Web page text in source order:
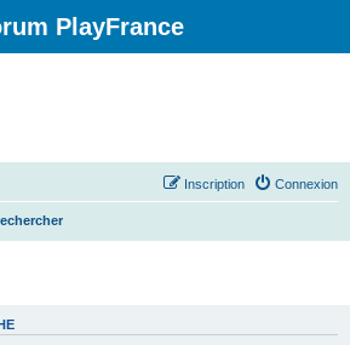
PlayFrance
Connexion
Inscription